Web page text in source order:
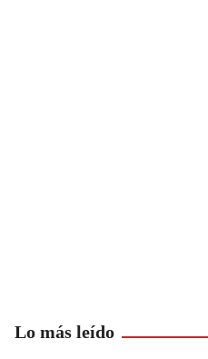
Lo más leído